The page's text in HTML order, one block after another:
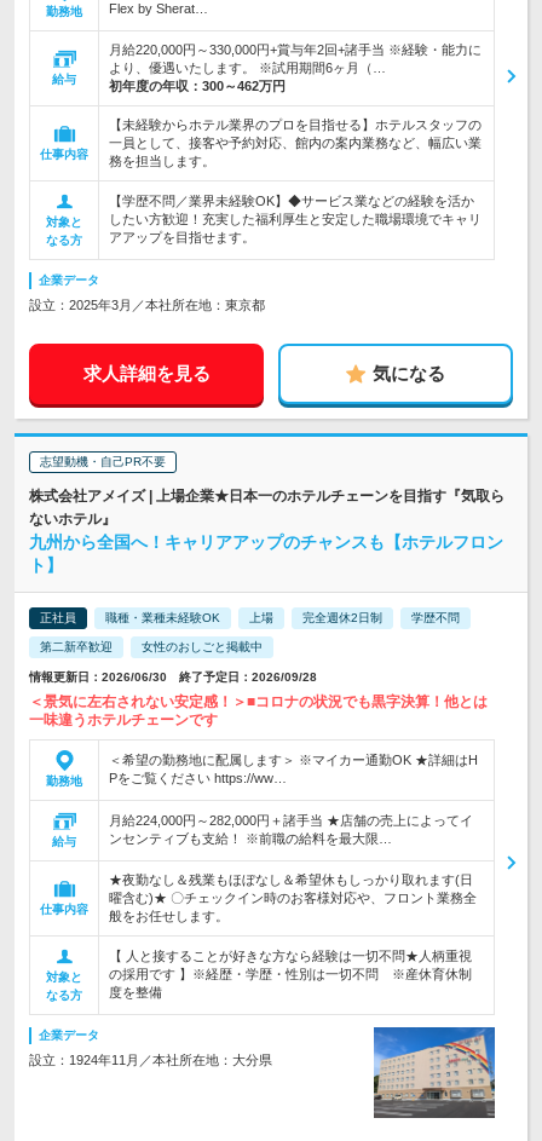
勤務地
Flex by Sherat…
給与
月給220,000円～330,000円+賞与年2回+諸手当 ※経験・能力に
より、優遇いたします。 ※試用期間6ヶ月（…
初年度の年収： 300～462万円
仕事内容
【未経験からホテル業界のプロを目指せる】ホテルスタッフの
一員として、接客や予約対応、館内の案内業務など、幅広い業
務を担当します。
対象と
なる方
【学歴不問／業界未経験OK】◆サービス業などの経験を活か
したい方歓迎！充実した福利厚生と安定した職場環境でキャリ
アアップを目指せます。
企業データ
設立：2025年3月／本社所在地：東京都
求人詳細を見る 気になる
志望動機・自己PR不要
株式会社アメイズ | 上場企業★日本一のホテルチェーンを目指す『気取ら
ないホテル』
九州から全国へ！キャリアアップのチャンスも【ホテルフロン
ト】
正社員 職種・業種未経験OK 上場 完全週休2日制 学歴不問
第二新卒歓迎 女性のおしごと掲載中
情報更新日：2026/06/30 終了予定日：2026/09/28
＜景気に左右されない安定感！＞■コロナの状況でも黒字決算！他とは
一味違うホテルチェーンです
勤務地
＜希望の勤務地に配属します＞ ※マイカー通勤OK ★詳細はH
Pをご覧ください https://ww…
給与
月給224,000円～282,000円＋諸手当 ★店舗の売上によってイ
ンセンティブも支給！ ※前職の給料を最大限…
仕事内容
★夜勤なし＆残業もほぼなし＆希望休もしっかり取れます(日
曜含む)★ 〇チェックイン時のお客様対応や、フロント業務全
般をお任せします。
対象と
なる方
【 人と接することが好きな方なら経験は一切不問★人柄重視
の採用です 】※経歴・学歴・性別は一切不問 ※産休育休制
度を整備
企業データ
設立：1924年11月／本社所在地：大分県